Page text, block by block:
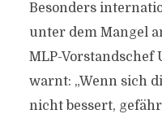
Besonders
unter dem Mangel
MLP-Vorstandschef
warnt: „Wenn sich
nicht bessert,